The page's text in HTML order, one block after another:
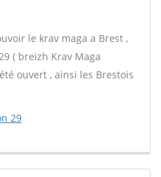
le krav maga a Brest ,
( breizh Krav Maga
ouvert , ainsi les Brestois
29